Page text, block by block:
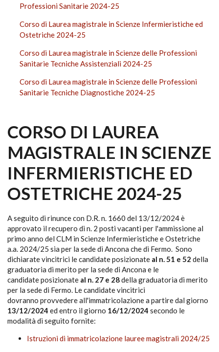
Professioni Sanitarie 2024-25
Corso di Laurea magistrale in Scienze Infermieristiche ed
Ostetriche 2024-25
Corso di Laurea magistrale in Scienze delle Professioni
Sanitarie Tecniche Assistenziali 2024-25
Corso di Laurea magistrale in Scienze delle Professioni
Sanitarie Tecniche Diagnostiche 2024-25
CORSO DI LAUREA
MAGISTRALE IN SCIENZE
INFERMIERISTICHE ED
OSTETRICHE 2024-25
A seguito di rinunce con D.R. n. 1660 del 13/12/2024 è
approvato il recupero di n. 2 posti vacanti per l'ammissione al
primo anno del CLM in Scienze Infermieristiche e Ostetriche
a.a. 2024/25 sia per la sede di Ancona che di Fermo. Sono
dichiarate vincitrici le candidate posizionate al n. 51 e 52 della
graduatoria di merito per la sede di Ancona e le
candidate posizionate al n. 27 e 28della graduatoria di merito
per la sede di Fermo. Le candidate vincitrici
dovranno provvedere all'immatricolazione a partire dal giorno
13/12/2024 ed entro il giorno 16/12/2024 secondo le
modalità di seguito fornite:
Istruzioni di immatricolazione lauree magistrali 2024/25